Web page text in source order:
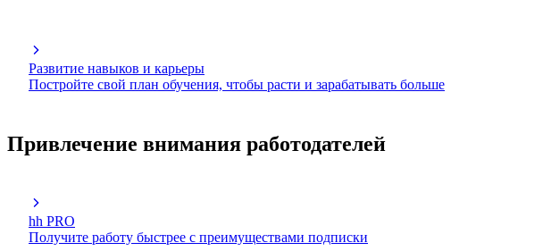
Развитие навыков и карьеры
Постройте свой план обучения, чтобы расти и зарабатывать больше
Привлечение внимания работодателей
hh PRO
Получите работу быстрее с преимуществами подписки